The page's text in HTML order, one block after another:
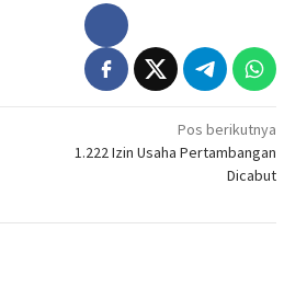
Pos berikutnya
1.222 Izin Usaha Pertambangan
Dicabut